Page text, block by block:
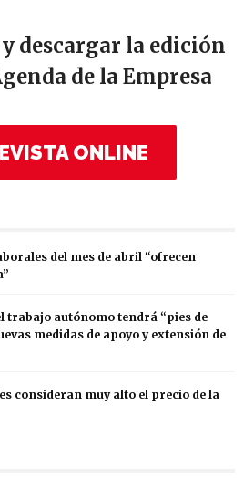
y descargar la edición
de la Empresa
ONLINE
del mes de abril “ofrecen
trabajo autónomo tendrá “pies de
medidas de apoyo y extensión de
consideran muy alto el precio de la